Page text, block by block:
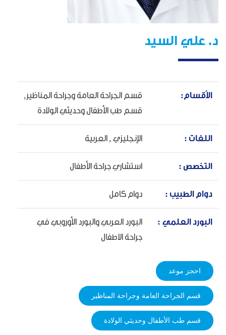
د. علي السيد
الأقسام:
قسم الجراحة العامة وجراحة المناظير,
قسم طب الأطفال وحديثي الولادة
اللغات : الإنجليزي , العربية
التخصص : استشاري جراحة الأطفال
دوام الطبيب : دوام كامل
البورد العلمي :
البورد العربي والبورد الأوروبي في
جراحة الاطفال
احجز موعد
قسم الجراحة العامة وجراحة المناظير
قسم طب الأطفال وحديثي الولادة